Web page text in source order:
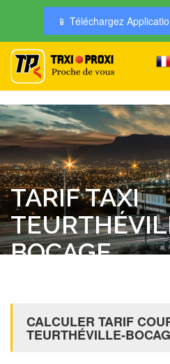
📱 Téléchargez
TARIF TAXI
BOCAGE
CALCULER TARIF
TEURTHÉVILLE-